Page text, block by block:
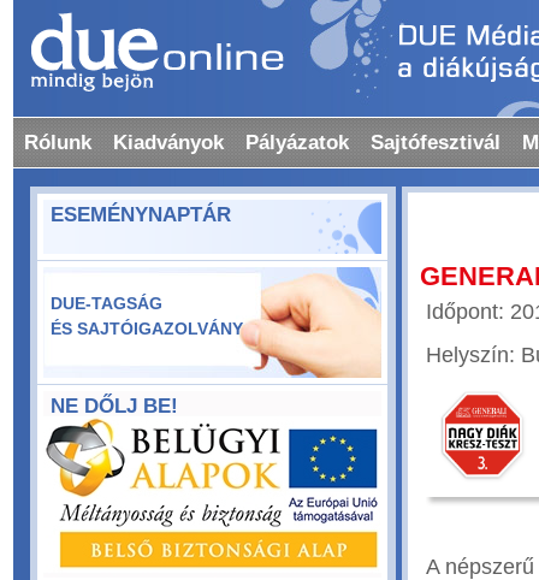
Rólunk Kiadványok Pályázatok Sajtófesztivál
ESEMÉNYNAPTÁR
DUE-TAGSÁG
ÉS SAJTÓIGAZOLVÁNY
NE DŐLJ BE!
Időpont:
Helyszín:
A